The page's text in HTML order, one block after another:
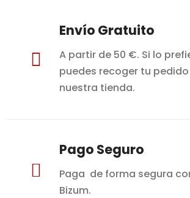

Envío Gratuito
A partir de 50 €. Si lo
puedes recoger tu pedido
nuestra tienda.

Pago Seguro
Paga de forma segura
Bizum.